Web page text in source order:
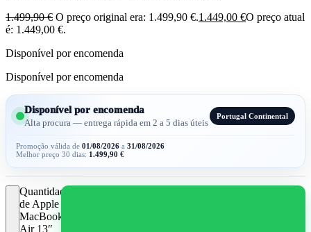
1.499,90€ O preço original era: 1.499,90 €.1.449,00 €O preço atual
é: 1.449,00 €.
Disponível por encomenda
Disponível por encomenda
Disponível por encomenda
Alta procura — entrega rápida em 2 a 5 dias úteis
Portugal Continental
Promoção válida de 01/08/2026 a 31/08/2026
Melhor preço 30 dias: 1.499,90 €
Quantidade
de Apple
MacBook
Air 13″